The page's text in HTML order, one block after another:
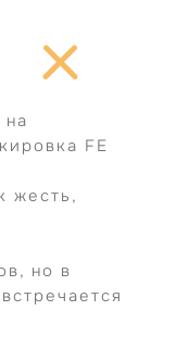
FE
жесть,
но в